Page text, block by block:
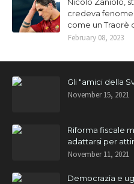
credeva
come un Traorè
February 08, 2023
Gli "amici della
November 15, 2021
Riforma fiscale
adattarsi per
November 11, 2021
Democrazia e